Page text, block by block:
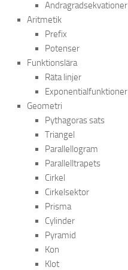
Andragradsekvationer
Aritmetik
Prefix
Potenser
Funktionslära
Räta linjer
Exponentialfunktioner
Geometri
Pythagoras sats
Triangel
Parallellogram
Parallelltrapets
Cirkel
Cirkelsektor
Prisma
Cylinder
Pyramid
Kon
Klot